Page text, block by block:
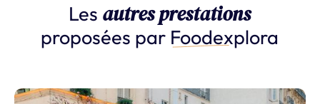
Les autres prestations
proposées par Foodexplora